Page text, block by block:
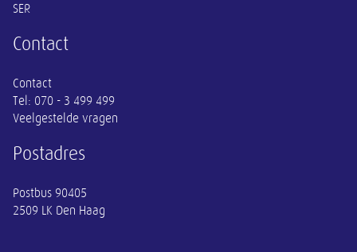
SER
Contact
Contact
Tel: 070 - 3 499 499
Veelgestelde vragen
Postadres
Postbus 90405
2509 LK Den Haag